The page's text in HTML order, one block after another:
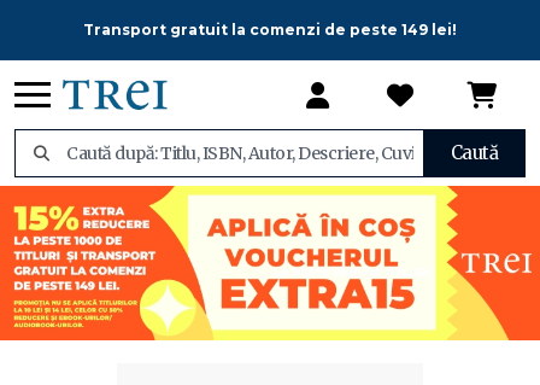
Transport gratuit la comenzi de peste 149 lei!
Caută